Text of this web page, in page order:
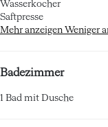
Wasserkocher
Saftpresse
Mehr anzeigen Weniger
Badezimmer
1 Bad mit Dusche